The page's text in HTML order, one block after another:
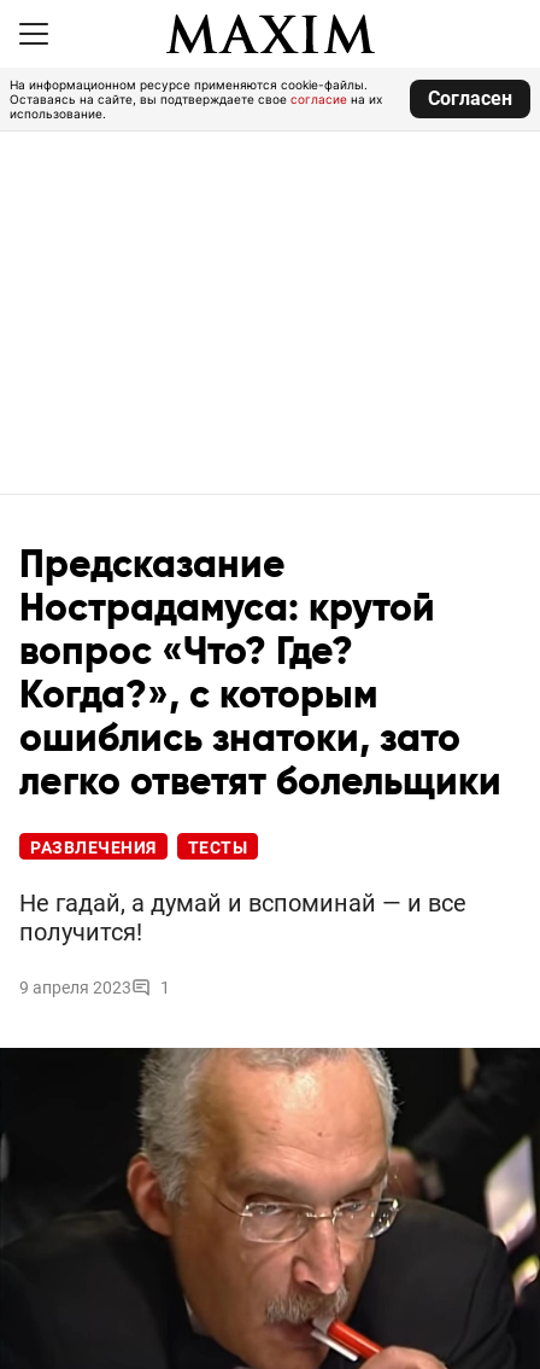
На информационном ресурсе применяются cookie-файлы.
Оставаясь на сайте, вы подтверждаете свое согласие на их
использование.
Согласен
Предсказание
Нострадамуса: крутой
вопрос «Что? Где?
Когда?», с которым
ошиблись знатоки, зато
легко ответят болельщики
РАЗВЛЕЧЕНИЯ ТЕСТЫ
Не гадай, а думай и вспоминай — и все
получится!
9 апреля 2023 1